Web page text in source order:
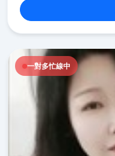
一對多忙線中